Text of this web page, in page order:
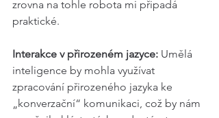
zrovna na tohle robota mi připadá
praktické.
Interakce v přirozeném jazyce: Umělá
inteligence by mohla využívat
zpracování přirozeného jazyka ke
„konverzační“ komunikaci, což by nám